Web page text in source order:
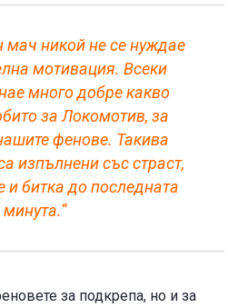
мач никой не се нуждае
мотивация. Всеки
много добре какво
за Локомотив, за
фенове. Такива
изпълнени със страст,
и битка до последната
минута.“
за подкрепа, но и за